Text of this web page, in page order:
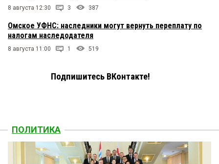
8 августа 12:30 3 387
Омское УФНС: наследники могут вернуть переплату по
налогам наследодателя
8 августа 11:00 1 519
Подпишитесь ВКонтакте!
ПОЛИТИКА